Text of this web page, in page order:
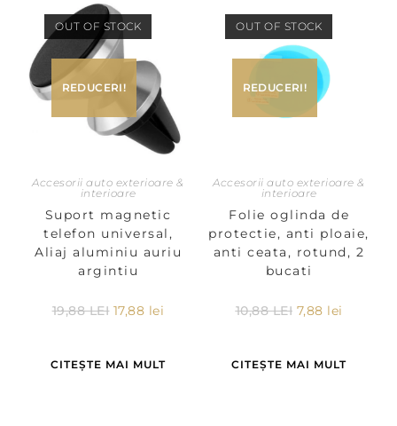
OUT OF STOCK
REDUCERI!
Accesorii auto exterioare &
interioare
Suport magnetic
telefon universal,
Aliaj aluminiu auriu
argintiu
19,88LEI 17,88 lei
CITEȘTE MAI MULT
OUT OF STOCK
REDUCERI!
Accesorii auto exterioare &
interioare
Folie oglinda de
protectie, anti ploaie,
anti ceata, rotund, 2
bucati
10,88LEI 7,88 lei
CITEȘTE MAI MULT